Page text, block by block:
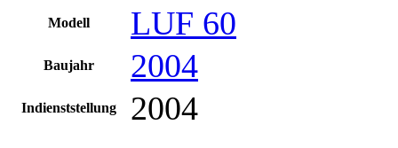
Modell LUF 60
Baujahr 2004
Indienststellung 2004